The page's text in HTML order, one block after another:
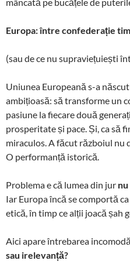
Europa: între confederație
(sau de ce nu supraviețuiești
Uniunea Europeană s-a
ambițioasă: să transforme un
pasiune la fiecare două
prosperitate și pace. Și, ca să
miraculos. A făcut războiul nu
O performanță istorică.
Problema e că lumea din jur
Iar Europa încă se comportă
etică, în timp ce alții joacă șah
Aici apare întrebarea
sau irelevanță?